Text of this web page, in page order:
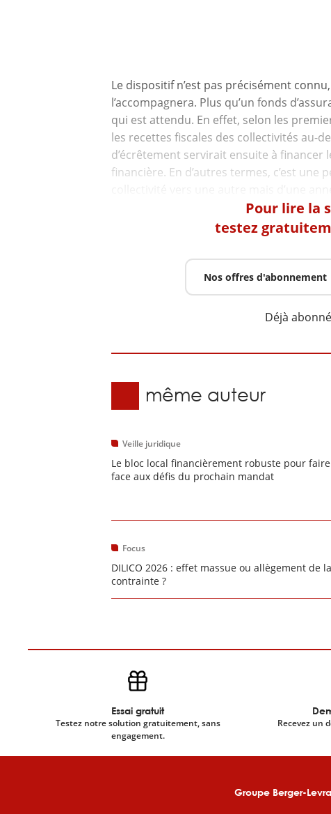
Le dispositif n’est pas précisément
l’accompagnera. Plus qu’un fonds
qui est attendu. En effet, selon les
les recettes fiscales des collectivités au-
d’écrêtement servirait ensuite à
financière. En d’autres termes, c’est
Pour lire la
testez
Nos offres d'abonnement
Déjà
Du même auteur
Veille juridique
Le bloc local financièrement robuste pour faire
face aux défis du prochain mandat
Focus
DILICO 2026 : effet massue ou allègement de la
contrainte ?
Essai gratuit
Testez notre solution gratuitement, sans
engagement.
Recevez un
Groupe Berger-